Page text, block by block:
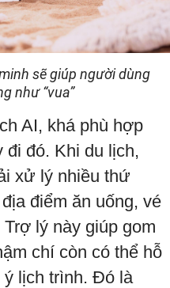
sẽ giúp người dùng
như “vua”
AI, khá phù hợp
đó. Khi du lịch,
xử lý nhiều thứ
điểm ăn uống, vé
lý này giúp gom
chí còn có thể hỗ
lịch trình. Đó là